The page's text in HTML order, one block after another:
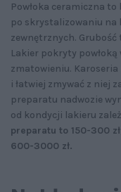
Powłoka ceramiczna
po skrystalizowaniu na
zewnętrznych.
Lakier pokryty
zmatowieniu.
i łatwiej zmywać z niej
preparatu nadwozie
od kondycji lakieru
preparatu to 150-300
600-3000 zł.